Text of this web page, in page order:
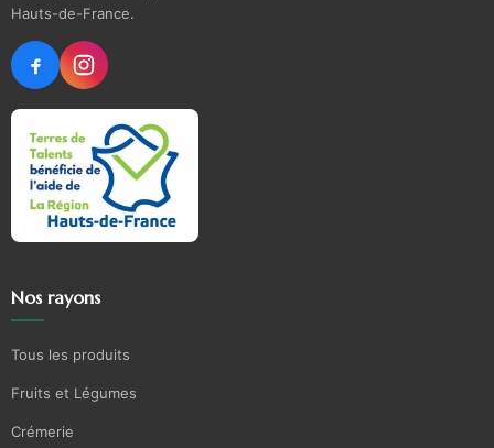
Hauts-de-France.
Nos rayons
Tous les produits
Fruits et Légumes
Crémerie